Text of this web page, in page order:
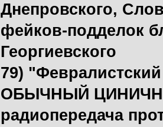
Днепровского,
фейков-подделок
Георгиевского
79)
ОБЫЧНЫЙ
радиопередача